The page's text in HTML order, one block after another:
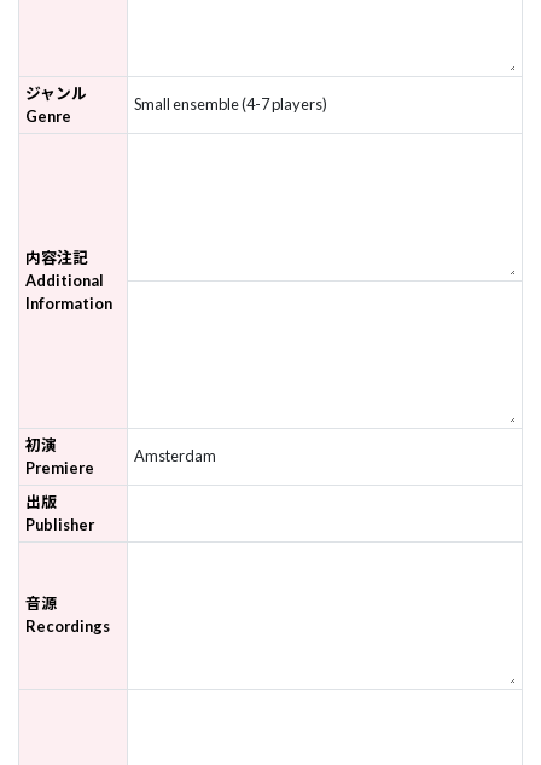
ジャンル
Genre
Small ensemble (4-7 players)
内容注記
Additional
Information
初演
Premiere
Amsterdam
出版
Publisher
音源
Recordings